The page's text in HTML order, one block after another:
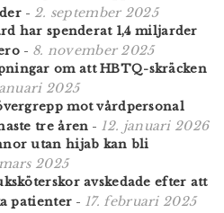
- 2. september 2025
har spenderat 1,4 miljarder
- 8. november 2025
om att HBTQ-skräcken
2025
mot vårdpersonal
tre åren - 12. januari 2026
utan hijab kan bli
2025
avskedade efter att
patienter - 17. februari 2025